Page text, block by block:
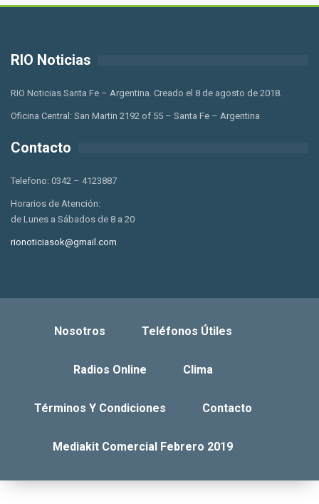
RIO Noticias
RIO Noticias Santa Fe – Argentina. Creado el 8 de agosto de 2018.
Oficina Central: San Martin 2192 of 55 – Santa Fe – Argentina
Contacto
Telefono: 0342 – 4123887
Horarios de Atención:
de Lunes a Sábados de 8 a 20
rionoticiasok@gmail.com
Nosotros Teléfonos Útiles
Radios Online Clima
Términos Y Condiciones Contacto
Mediakit Comercial Febrero 2019